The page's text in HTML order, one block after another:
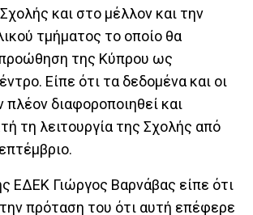
και στο μέλλον και την
τμήματος το οποίο θα
της Κύπρου ως
Είπε ότι τα δεδομένα και οι
διαφοροποιηθεί και
τη λειτουργία της Σχολής από
ΕΔΕΚ Γιώργος Βαρνάβας είπε ότι
πρόταση του ότι αυτή επέφερε